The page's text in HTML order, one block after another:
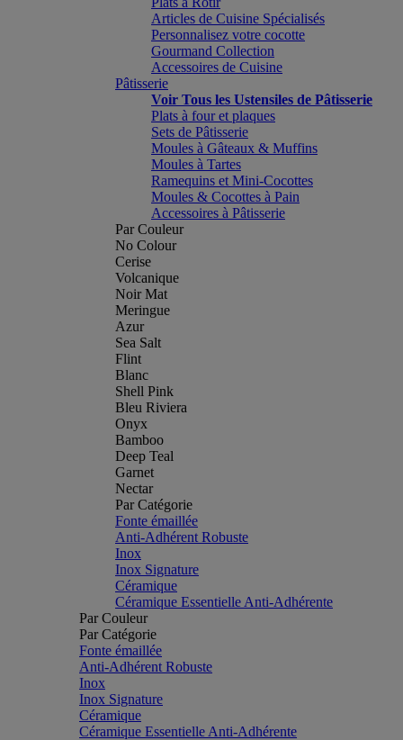
Articles de Cuisine Spécialisés
Personnalisez votre cocotte
Gourmand Collection
Accessoires de Cuisine
Pâtisserie
Voir Tous les Ustensiles de Pâtisserie
Plats à four et plaques
Sets de Pâtisserie
Moules à Gâteaux & Muffins
Moules à Tartes
Ramequins et Mini-Cocottes
Moules & Cocottes à Pain
Accessoires à Pâtisserie
Par Couleur
No Colour
Cerise
Volcanique
Noir Mat
Meringue
Azur
Sea Salt
Flint
Blanc
Shell Pink
Bleu Riviera
Onyx
Bamboo
Deep Teal
Garnet
Nectar
Par Catégorie
Fonte émaillée
Anti-Adhérent Robuste
Inox
Inox Signature
Céramique
Céramique Essentielle Anti-Adhérente
Par Couleur
Par Catégorie
Fonte émaillée
Anti-Adhérent Robuste
Inox
Inox Signature
Céramique
Céramique Essentielle Anti-Adhérente